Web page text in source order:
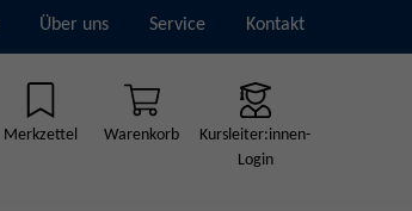
Über uns Service Kontakt
Merkzettel Warenkorb
Kursleiter:innen-
Login